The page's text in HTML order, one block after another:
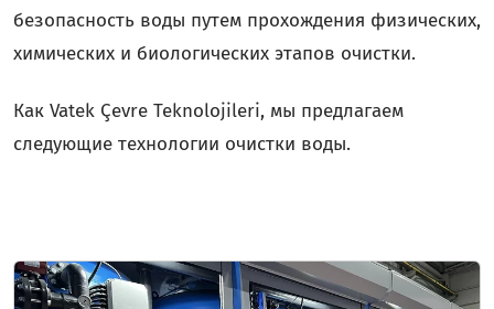
безопасность воды путем прохождения физических,
химических и биологических этапов очистки.
Как Vatek Çevre Teknolojileri, мы предлагаем
следующие технологии очистки воды.